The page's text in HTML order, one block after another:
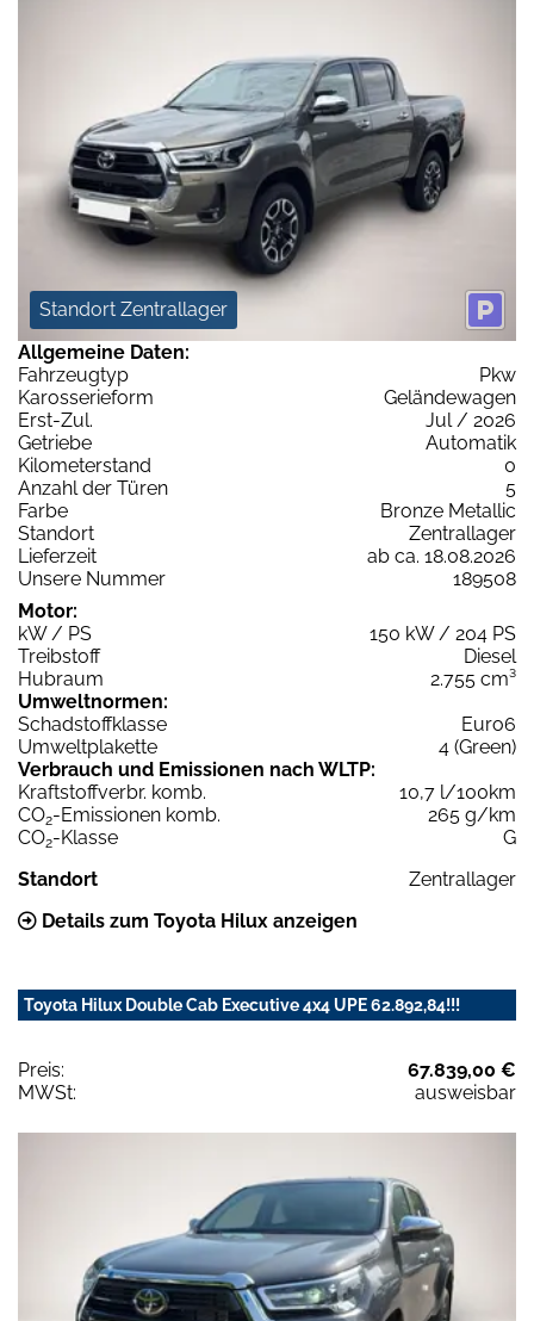
Standort Zentrallager
Allgemeine Daten:
Fahrzeugtyp
Pkw
Karosserieform
Geländewagen
Erst-Zul.
Jul / 2026
Getriebe
Automatik
Kilometerstand
0
Anzahl der Türen
5
Farbe
Bronze Metallic
Standort
Zentrallager
Lieferzeit
ab ca. 18.08.2026
Unsere Nummer
189508
Motor:
kW / PS
150 kW / 204 PS
Treibstoff
Diesel
Hubraum
2.755 cm³
Umweltnormen:
Schadstoffklasse
Euro6
Umweltplakette
4 (Green)
Verbrauch und Emissionen nach WLTP:
Kraftstoffverbr. komb.
10,7 l/100km
CO2-Emissionen komb.
265 g/km
CO2-Klasse
G
Standort
Zentrallager
Details zum Toyota Hilux anzeigen
Toyota Hilux Double Cab Executive 4x4 UPE 62.892,84!!!
Preis:
67.839,00 €
MWSt:
ausweisbar